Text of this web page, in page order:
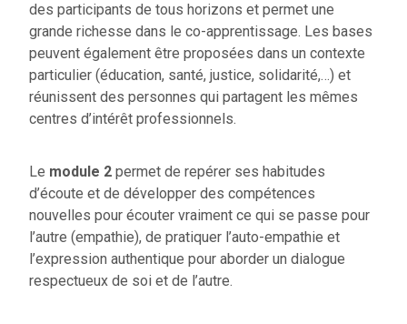
des participants de tous horizons et permet une
grande richesse dans le co-apprentissage. Les bases
peuvent également être proposées dans un contexte
particulier (éducation, santé, justice, solidarité,…) et
réunissent des personnes qui partagent les mêmes
centres d’intérêt professionnels.
Le module 2 permet de repérer ses habitudes
d’écoute et de développer des compétences
nouvelles pour écouter vraiment ce qui se passe pour
l’autre (empathie), de pratiquer l’auto-empathie et
l’expression authentique pour aborder un dialogue
respectueux de soi et de l’autre.